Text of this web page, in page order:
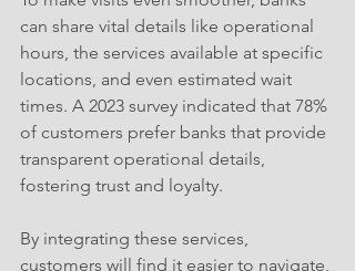
can share vital details like operational
hours, the services available at specific
locations, and even estimated wait
times. A 2023 survey indicated that 78%
of customers prefer banks that provide
transparent operational details,
fostering trust and loyalty.
By integrating these services,
customers will find it easier to navigate,